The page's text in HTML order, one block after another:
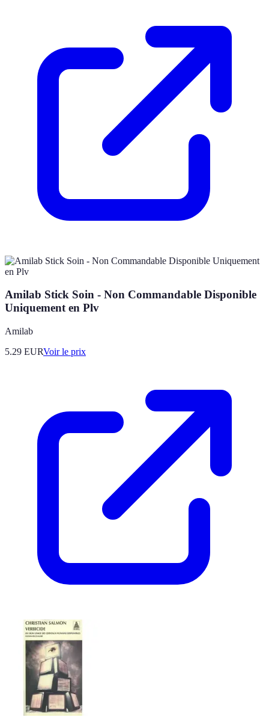
Amilab Stick Soin - Non Commandable Disponible
Uniquement en Plv
Amilab
5.29 EURVoir le prix